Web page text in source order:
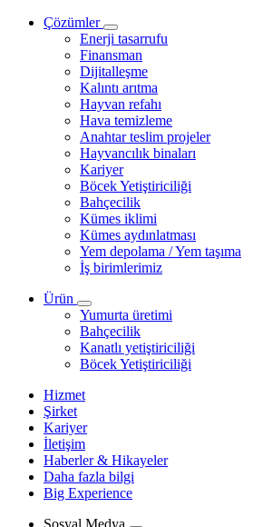
Çözümler
Enerji tasarrufu
Finansman
Dijitalleşme
Kalıntı arıtma
Hayvan refahı
Hava temizleme
Anahtar teslim projeler
Hayvancılık binaları
Kariyer
Böcek Yetiştiriciliği
Bahçecilik
Kümes iklimi
Kümes aydınlatması
Yem depolama / Yem taşıma
İş birimlerimiz
Ürün
Yumurta üretimi
Bahçecilik
Kanatlı yetiştiriciliği
Böcek Yetiştiriciliği
Hizmet
Şirket
Kariyer
İletişim
Haberler & Hikayeler
Daha fazla bilgi
Big Experience
Sosyal Medya